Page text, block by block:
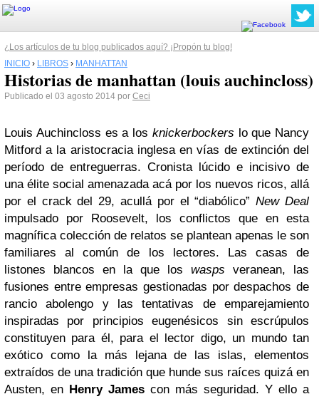
¿Los artículos de tu blog publicados aquí? ¡Propón tu blog!
INICIO › LIBROS › MANHATTAN
Historias de manhattan (louis auchincloss)
Publicado el 03 agosto 2014 por Ceci
Louis Auchincloss es a los knickerbockers lo que Nancy
Mitford a la aristocracia inglesa en vías de extinción del
período de entreguerras. Cronista lúcido e incisivo de
una élite social amenazada acá por los nuevos ricos, allá
por el crack del 29, acullá por el “diabólico”New Deal
impulsado por Roosevelt, los conflictos que en esta
magnífica colección de relatos se plantean apenas le son
familiares al común de los lectores. Las casas de
listones blancos en la que los wasps veranean, las
fusiones entre empresas gestionadas por despachos de
rancio abolengo y las tentativas de emparejamiento
inspiradas por principios eugenésicos sin escrúpulos
constituyen para él, para el lector digo, un mundo tan
exótico como la más lejana de las islas, elementos
extraídos de una tradición que hunde sus raíces quizá en
Austen, en Henry James con más seguridad. Y ello a